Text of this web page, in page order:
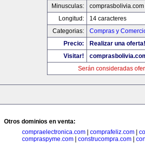
Minusculas:
comprasbolivia.com
Longitud:
14 caracteres
Categorias:
Compras y
Precio:
Realizar una oferta!
Visitar!
Serán consideradas
Otros dominios en venta:
compraelectronica.com| comprafeliz.com|
compraspyme.com
construcompra.com